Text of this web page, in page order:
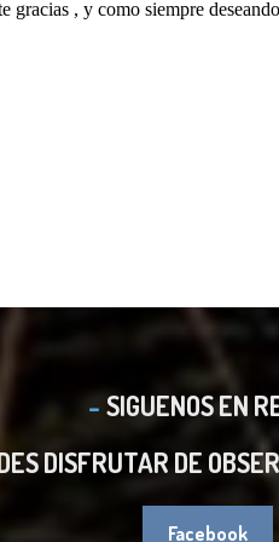
SIGUENOS EN
DISFRUTAR DE
Facebook